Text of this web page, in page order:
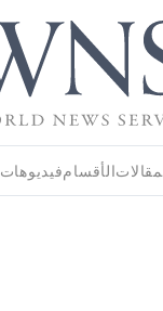
الأقسامفيديوهات